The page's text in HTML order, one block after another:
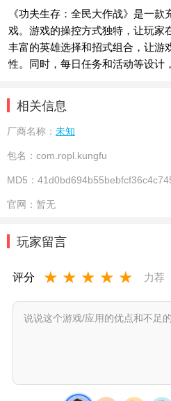
《功夫生存：全民大作战》是一
戏。游戏的操控方式独特，让玩家
丰富的英雄选择和招式组合，让游
性。同时，每日任务和活动等设计
相关信息
厂商名称： 未知
包名： com.ropl.kungfu
MD5：
官网： 暂无
玩家留言
评分 ★ ★ ★ ★ ★ 力荐